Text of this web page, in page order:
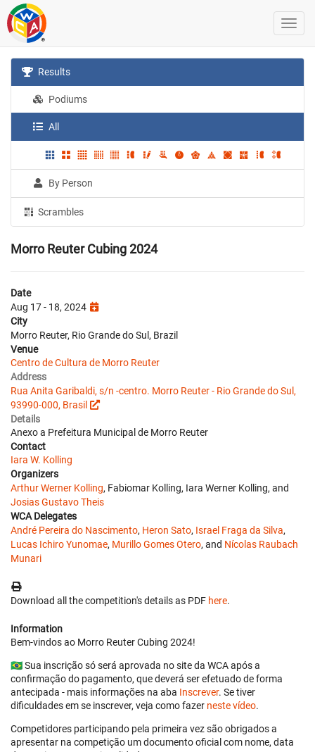
Results
Podiums
All
By Person
Scrambles
Morro Reuter Cubing 2024
Date
Aug 17 - 18, 2024
City
Morro Reuter, Rio Grande do Sul, Brazil
Venue
Centro de Cultura de Morro Reuter
Address
Rua Anita Garibaldi, s/n -centro. Morro Reuter - Rio Grande do Sul,
93990-000, Brasil
Details
Anexo a Prefeitura Municipal de Morro Reuter
Contact
Iara W. Kolling
Organizers
Arthur Werner Kolling, Fabiomar Kolling, Iara Werner Kolling, and
Josias Gustavo Theis
WCA Delegates
André Pereira do Nascimento, Heron Sato, Israel Fraga da Silva,
Lucas Ichiro Yunomae, Murillo Gomes Otero, and Nícolas Raubach
Munari
Download all the competition's details as PDF here.
Information
Bem-vindos ao Morro Reuter Cubing 2024!
🇧🇷 Sua inscrição só será aprovada no site da WCA após a
confirmação do pagamento, que deverá ser efetuado de forma
antecipada - mais informações na aba Inscrever. Se tiver
dificuldades em se inscrever, veja como fazer neste vídeo.
Competidores participando pela primeira vez são obrigados a
apresentar na competição um documento oficial com nome, data